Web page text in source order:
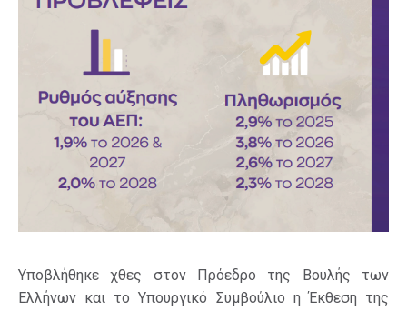
Υποβλήθηκε χθες στον Πρόεδρο της Βουλής των
Ελλήνων και το Υπουργικό Συμβούλιο η Έκθεση της